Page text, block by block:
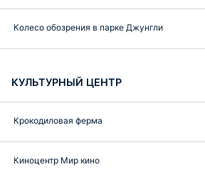
Колесо обозрения в парке Джунгли
КУЛЬТУРНЫЙ ЦЕНТР
Крокодиловая ферма
Киноцентр Мир кино